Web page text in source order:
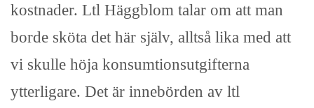
kostnader. Ltl Häggblom talar om att man
borde sköta det här själv, alltså lika med att
vi skulle höja konsumtionsutgifterna
ytterligare. Det är innebörden av ltl